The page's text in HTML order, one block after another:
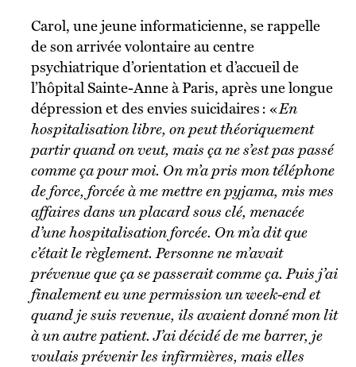
Carol, une jeune informaticienne, se rappelle
de son arrivée volontaire au centre
psychiatrique d’orientation et d’accueil de
l’hôpital Sainte-Anne à Paris, après une longue
dépression et des envies suicidaires : «En
hospitalisation libre, on peut théoriquement
partir quand on veut, mais ça ne s’est pas passé
comme ça pour moi. On m’a pris mon téléphone
de force, forcée à me mettre en pyjama, mis mes
affaires dans un placard sous clé, menacée
d’une hospitalisation forcée. On m’a dit que
c’était le règlement. Personne ne m’avait
prévenue que ça se passerait comme ça. Puis j’ai
finalement eu une permission un week-end et
quand je suis revenue, ils avaient donné mon lit
à un autre patient. J’ai décidé de me barrer, je
voulais prévenir les infirmières, mais elles